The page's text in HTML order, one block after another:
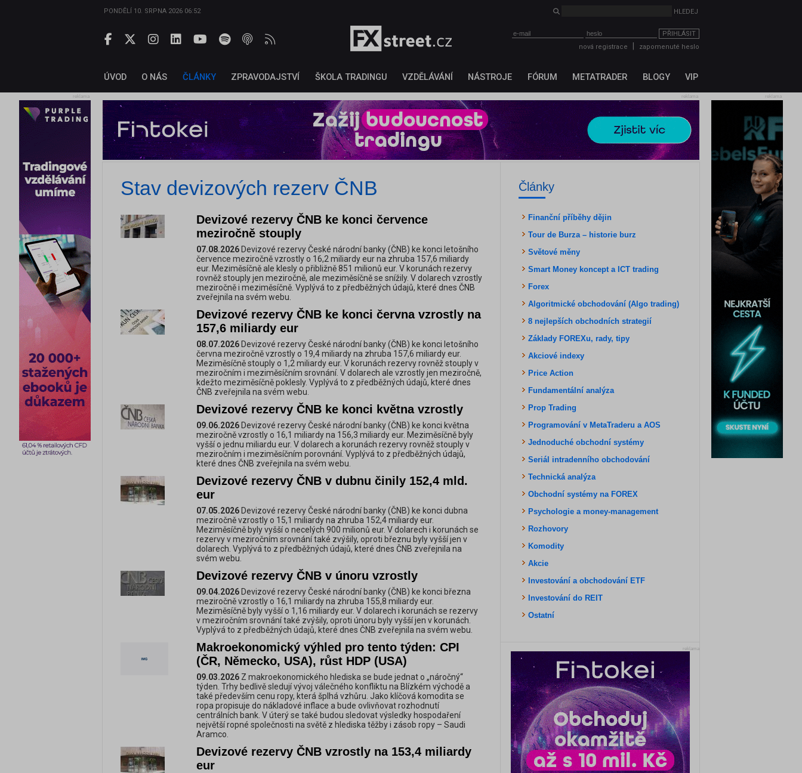
PONDĚLÍ 10. SRPNA 2026 06:52
PŘIHLÁSIT
nová registrace
zapomenuté heslo
ÚVOD O NÁS ČLÁNKY ZPRAVODAJSTVÍ ŠKOLA TRADINGU VZDĚLÁVÁNÍ NÁSTROJE FÓRUM METATRADER BLOGY VIP
reklama reklama
reklama
Stav devizových rezerv ČNB
Devizové rezervy ČNB ke konci července
meziročně stouply
07.08.2026 Devizové rezervy České národní banky (ČNB) ke konci letošního
července meziročně vzrostly o 16,2 miliardy eur na zhruba 157,6 miliardy
eur. Meziměsíčně ale klesly o přibližně 851 milionů eur. V korunách rezervy
rovněž stouply jen meziročně, ale meziměsíčně se snížily. V dolarech vzrostly
meziročně i meziměsíčně. Vyplývá to z předběžných údajů, které dnes ČNB
zveřejnila na svém webu.
Devizové rezervy ČNB ke konci června vzrostly na
157,6 miliardy eur
08.07.2026 Devizové rezervy České národní banky (ČNB) ke konci letošního
června meziročně vzrostly o 19,4 miliardy na zhruba 157,6 miliardy eur.
Meziměsíčně stouply o 1,2 miliardy eur. V korunách rezervy rovněž stouply v
meziročním i meziměsíčním srovnání. V dolarech ale vzrostly jen meziročně,
kdežto meziměsíčně poklesly. Vyplývá to z předběžných údajů, které dnes
ČNB zveřejnila na svém webu.
Devizové rezervy ČNB ke konci května vzrostly
09.06.2026 Devizové rezervy České národní banky (ČNB) ke konci května
meziročně vzrostly o 16,1 miliardy na 156,3 miliardy eur. Meziměsíčně byly
vyšší o jednu miliardu eur. V dolarech a korunách rezervy rovněž stouply v
meziročním i meziměsíčním porovnání. Vyplývá to z předběžných údajů,
které dnes ČNB zveřejnila na svém webu.
Devizové rezervy ČNB v dubnu činily 152,4 mld.
eur
07.05.2026 Devizové rezervy České národní banky (ČNB) ke konci dubna
meziročně vzrostly o 15,1 miliardy na zhruba 152,4 miliardy eur.
Meziměsíčně byly vyšší o necelých 900 milionů eur. V dolarech i korunách se
rezervy v meziročním srovnání také zvýšily, oproti březnu byly vyšší jen v
dolarech. Vyplývá to z předběžných údajů, které dnes ČNB zveřejnila na
svém webu.
Devizové rezervy ČNB v únoru vzrostly
09.04.2026 Devizové rezervy České národní banky (ČNB) ke konci března
meziročně vzrostly o 16,1 miliardy na zhruba 155,8 miliardy eur.
Meziměsíčně byly vyšší o 1,16 miliardy eur. V dolarech i korunách se rezervy
v meziročním srovnání také zvýšily, oproti únoru byly vyšší jen v korunách.
Vyplývá to z předběžných údajů, které dnes ČNB zveřejnila na svém webu.
Makroekonomický výhled pro tento týden: CPI
(ČR, Německo, USA), růst HDP (USA)
09.03.2026 Z makroekonomického hlediska se bude jednat o „náročný“
týden. Trhy bedlivě sledují vývoj válečného konfliktu na Blízkém východě a
také především cenu ropy, která šplhá vzhůru. Jako klíčová komodita se
ropa propisuje do nákladové inflace a bude ovlivňovat rozhodnutí
centrálních bank. V úterý se také budou sledovat výsledky hospodaření
největší ropné společnosti na světě z hlediska těžby i zásob ropy – Saudi
Aramco.
Devizové rezervy ČNB vzrostly na 153,4 miliardy
eur
Články
Finanční příběhy dějin
Tour de Burza – historie burz
Světové měny
Smart Money koncept a ICT trading
Forex
Algoritmické obchodování (Algo trading)
8 nejlepších obchodních strategií
Základy FOREXu, rady, tipy
Akciové indexy
Price Action
Fundamentální analýza
Prop Trading
Programování v MetaTraderu a AOS
Jednoduché obchodní systémy
Seriál intradenního obchodování
Technická analýza
Obchodní systémy na FOREX
Psychologie a money-management
Rozhovory
Komodity
Akcie
Investování a obchodování ETF
Investování do REIT
Ostatní
reklama